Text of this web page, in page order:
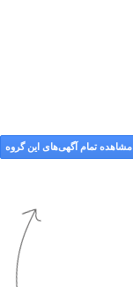
مشاهده تمام آگهی‌های این گروه